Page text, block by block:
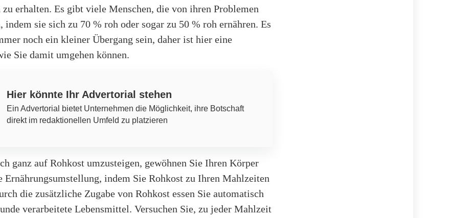
erhalten. Es gibt viele Menschen, die von ihren Problemen
indem sie sich zu 70 % roh oder sogar zu 50 % roh ernähren. Es
noch ein kleiner Übergang sein, daher ist hier eine
Sie damit umgehen können.
Hier könnte Ihr Advertorial stehen
Ein Advertorial bietet Unternehmen die Möglichkeit, ihre Botschaft
direkt im redaktionellen Umfeld zu platzieren
ganz auf Rohkost umzusteigen, gewöhnen Sie Ihren Körper
Ernährungsumstellung, indem Sie Rohkost zu Ihren Mahlzeiten
die zusätzliche Zugabe von Rohkost essen Sie automatisch
verarbeitete Lebensmittel. Versuchen Sie, zu jeder Mahlzeit